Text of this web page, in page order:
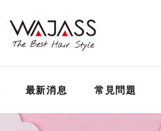
最新消息 常見問題